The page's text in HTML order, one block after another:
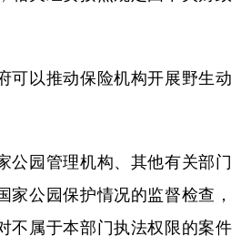
以推动保险机构开展野生动
园管理机构、其他有关部门
家公园保护情况的监督检查，
不属于本部门执法权限的案件